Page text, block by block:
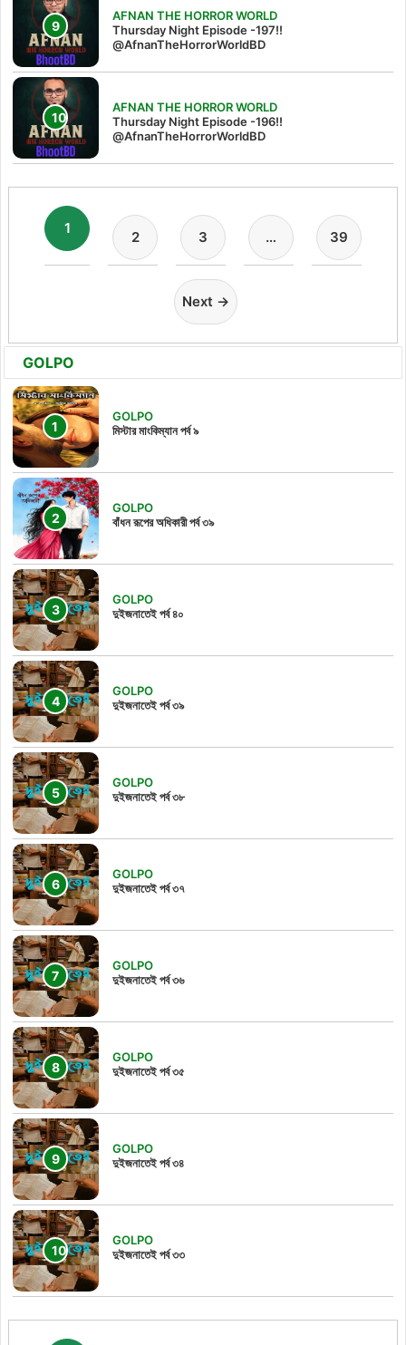
AFNAN THE HORROR WORLD
Thursday Night Episode -197!!‪
@AfnanTheHorrorWorldBD‬
AFNAN THE HORROR WORLD
Thursday Night Episode -196!!
@AfnanTheHorrorWorldBD
1
2 3 … 39
Next →
GOLPO
GOLPO
মিস্টার মাংকিম্যান পর্ব ৯
GOLPO
বাঁধন রূপের অধিকারী পর্ব ৩৯
GOLPO
দুইজনাতেই পর্ব ৪০
GOLPO
দুইজনাতেই পর্ব ৩৯
GOLPO
দুইজনাতেই পর্ব ৩৮
GOLPO
দুইজনাতেই পর্ব ৩৭
GOLPO
দুইজনাতেই পর্ব ৩৬
GOLPO
দুইজনাতেই পর্ব ৩৫
GOLPO
দুইজনাতেই পর্ব ৩৪
GOLPO
দুইজনাতেই পর্ব ৩৩